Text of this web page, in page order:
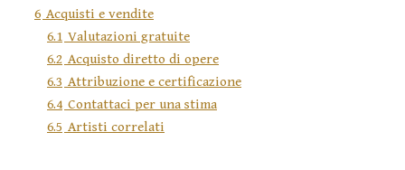
6 Acquisti e vendite
6.1 Valutazioni gratuite
6.2 Acquisto diretto di opere
6.3 Attribuzione e certificazione
6.4 Contattaci per una stima
6.5 Artisti correlati